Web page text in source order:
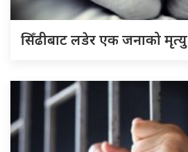
सिँढीबाट लडेर एक जनाको मृत्यु